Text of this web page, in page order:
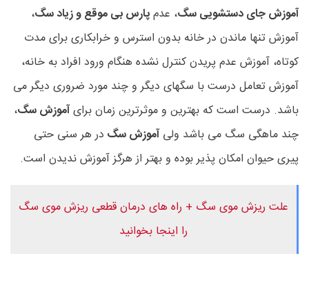
آموزش جای دستشویی سگ، عدمپارس بی موقع و زیاد سگ،
آموزش تنها ماندن در خانه بدون استرس و خرابکاری برای مدت
کوتاه، آموزش عدم پریدن کنترل نشده هنگام ورود افراد به خانه،
آموزش تعامل درست با سگهای دیگر و چند مورد ضروری دیگر می
باشد. درست است که بهترین و موثرترین زمان برایآموزش سگ،
چند ماهگی سگ می باشد ولی آموزش سگ در هر سنی حتی
پیری حیوان امکان پذیر بوده و بهتر از هرگز آموزش ندیدن است.
علت ریزش موی سگ + راه های درمان قطعی ریزش موی سگ
را اینجا بخوانید